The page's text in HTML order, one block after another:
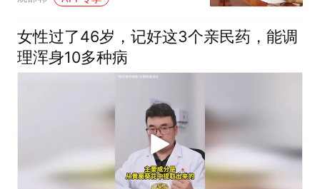
复审评估
女性过了46岁，记好这3个亲民药，能调
理浑身10多种病